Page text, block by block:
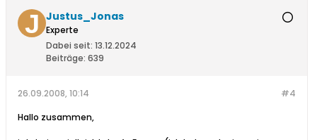
Justus_Jonas
Experte
Dabei seit: 13.12.2024
Beiträge: 639
#4
26.09.2008, 10:14
Hallo zusammen,